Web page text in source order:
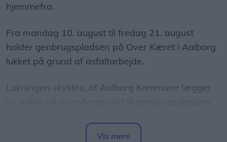
hjemmefra.
Fra mandag 10. august til fredag 21. august
holder genbrugspladsen på Over Kæret i Aalborg
lukket på grund af asfaltarbejde.
Lukningen skyldes, at Aalborg Kommune lægger
krydset ved Th. Sauers Vej.
Vis mere